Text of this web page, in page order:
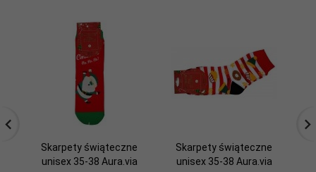
Skarpety świąteczne
unisex 35-38 Aura.via
Skarpety świąteczne
unisex 35-38 Aura.via